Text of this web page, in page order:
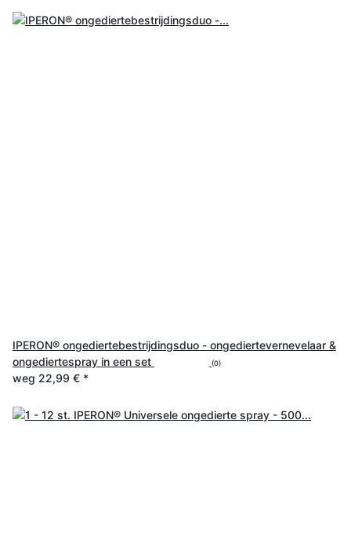
IPERON® ongediertebestrijdingsduo - ongediertevernevelaar &
ongediertespray in een set
(0)
weg 22,99 € *